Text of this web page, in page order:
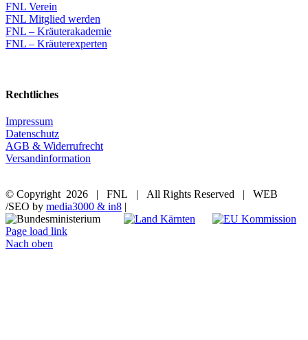
FNL Verein
FNL Mitglied werden
FNL – Kräuterakademie
FNL – Kräuterexperten
Rechtliches
Impressum
Datenschutz
AGB & Widerrufrecht
Versandinformation
© Copyright 2026 | FNL | All Rights Reserved | WEB
/SEO by media3000 & in8 |
Page load link
Nach oben